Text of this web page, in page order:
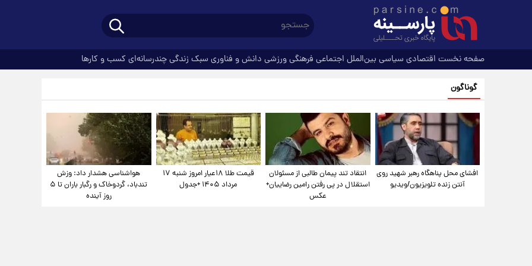
صفحه نخست اقتصادی سیاسی بین‌الملل اجتماعی فرهنگیورزشی دانش و فناوری سبک زندگیچندرسانه‌ای کسب و کارها
گوناگون
افشای محل پناهگاه‌ رهبر شهید روی
آنتن زنده تلویزیون/ویدیو
انتقاد تند پیمان طالبی از مسئولان
استقلال در پی رفتن رامین رضاییان+
عکس
قیمت طلا ۱۸عیار امروز شنبه ۱۷
مرداد ۱۴۰۵ +جدول
هواشناسی هشدار داد: وزش
تندباد، گردوخاک و رگبار باران تا ۵
روز آینده